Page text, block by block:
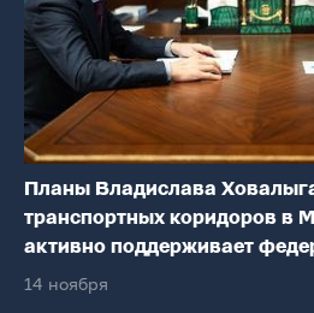
Планы Владислава
транспортных коридоров в
активно поддерживает
14 ноября